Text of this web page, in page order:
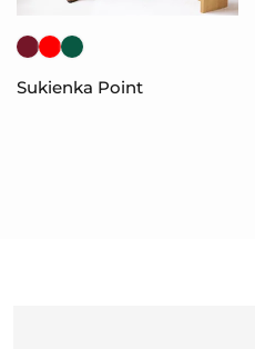
Sukienka Point